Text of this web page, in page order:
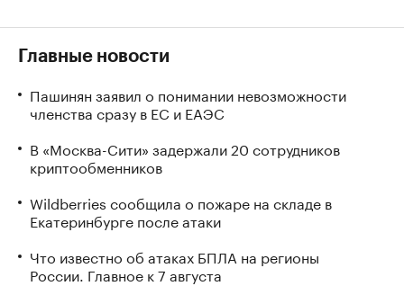
Главные новости
Пашинян заявил о понимании невозможности
членства сразу в ЕС и ЕАЭС
В «Москва-Сити» задержали 20 сотрудников
криптообменников
Wildberries сообщила о пожаре на складе в
Екатеринбурге после атаки
Что известно об атаках БПЛА на регионы
России. Главное к 7 августа